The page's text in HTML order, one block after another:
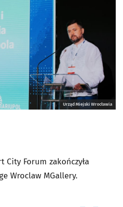
Urząd Miejski Wrocławia
City Forum zakończyła
Wroclaw MGallery.